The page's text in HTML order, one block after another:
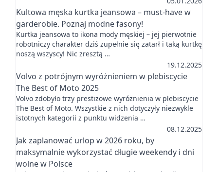
Kultowa męska kurtka jeansowa – must-have w
garderobie. Poznaj modne fasony!
Kurtka jeansowa to ikona mody męskiej – jej pierwotnie
robotniczy charakter dziś zupełnie się zatarł i taką kurtkę
noszą wszyscy! Nic zresztą …
19.12.2025
Volvo z potrójnym wyróżnieniem w plebiscycie
The Best of Moto 2025
Volvo zdobyło trzy prestiżowe wyróżnienia w plebiscycie
The Best of Moto. Wszystkie z nich dotyczyły niezwykle
istotnych kategorii z punktu widzenia …
08.12.2025
Jak zaplanować urlop w 2026 roku, by
maksymalnie wykorzystać długie weekendy i dni
wolne w Polsce